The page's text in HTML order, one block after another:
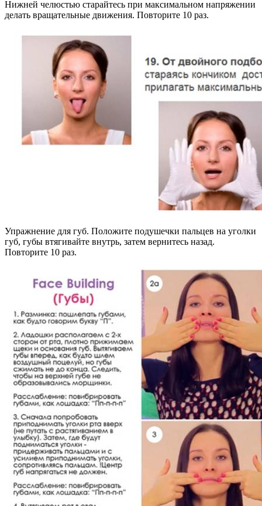
Нижней челюстью старайтесь при максимальном напряжении
делать вращательные движения. Повторите 10 раз.
Упражнение для губ. Положите подушечки пальцев на уголки
губ, губы втягивайте внутрь, затем вернитесь назад.
Повторите 10 раз.